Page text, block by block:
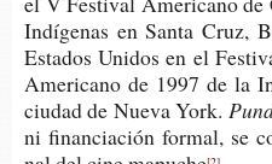
Indí­ge­nas en Santa Cruz,
Esta­dos Uni­dos en el
Ame­ri­cano de 1997 de la
ciu­dad de Nueva York.
ni finan­cia­ción for­mal, se